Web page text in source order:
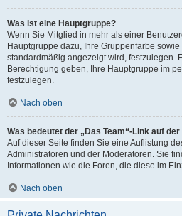
Was ist eine Hauptgruppe?
Wenn Sie Mitglied in mehr als einer
Hauptgruppe dazu, Ihre Gruppenfarbe
standardmäßig angezeigt wird, festzulegen.
Berechtigung geben, Ihre Hauptgruppe im
festzulegen.
Nach oben
Was bedeutet der „Das Team“-Link auf
Auf dieser Seite finden Sie eine Auflistung
Administratoren und der Moderatoren. Sie
Informationen wie die Foren, die diese im
Nach oben